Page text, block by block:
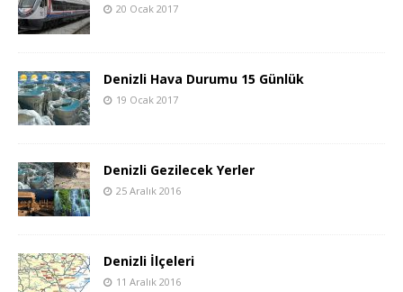
20 Ocak 2017
Denizli Hava Durumu 15 Günlük
19 Ocak 2017
Denizli Gezilecek Yerler
25 Aralık 2016
Denizli İlçeleri
11 Aralık 2016